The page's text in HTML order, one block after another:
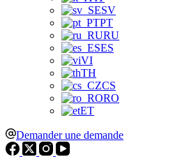
SV
PT
RU
ES
VI
TH
CS
RO
ET
Demander une demande